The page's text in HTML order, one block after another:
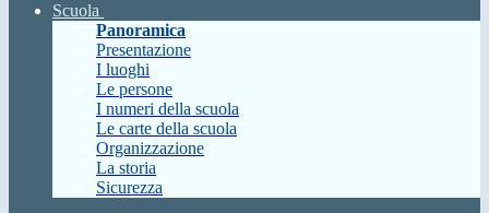
Scuola
Panoramica
Presentazione
I luoghi
Le persone
I numeri della scuola
Le carte della scuola
Organizzazione
La storia
Sicurezza